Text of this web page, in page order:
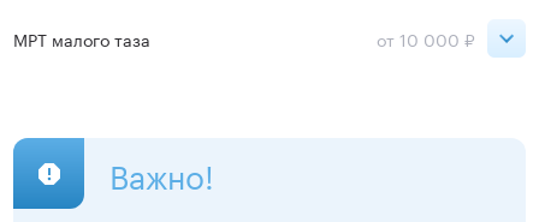
МРТ малого таза от 10 000 ₽
ВДНХ
Важно!